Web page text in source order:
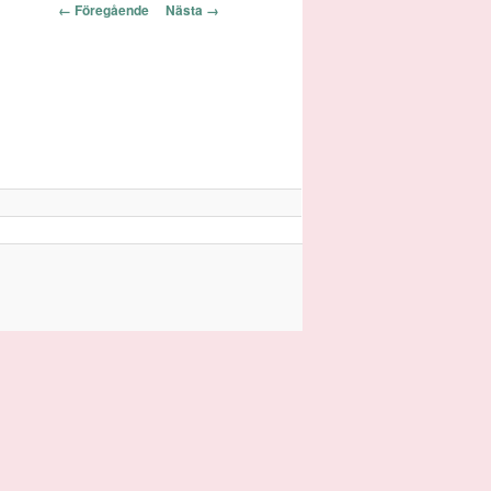
Bildnavigering
← Föregående Nästa →